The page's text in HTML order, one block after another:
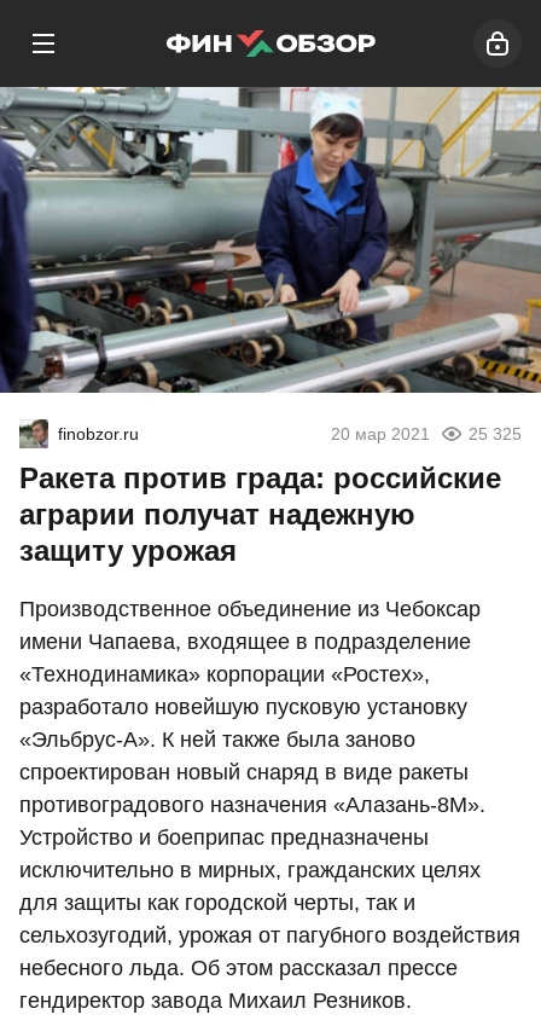
finobzor.ru 20 мар 2021 25 325
Ракета против града: российские
аграрии получат надежную
защиту урожая
Производственное объединение из Чебоксар
имени Чапаева, входящее в подразделение
«Технодинамика» корпорации «Ростех»,
разработало новейшую пусковую установку
«Эльбрус-А». К ней также была заново
спроектирован новый снаряд в виде ракеты
противоградового назначения «Алазань-8М».
Устройство и боеприпас предназначены
исключительно в мирных, гражданских целях
для защиты как городской черты, так и
сельхозугодий, урожая от пагубного воздействия
небесного льда. Об этом рассказал прессе
гендиректор завода Михаил Резников.